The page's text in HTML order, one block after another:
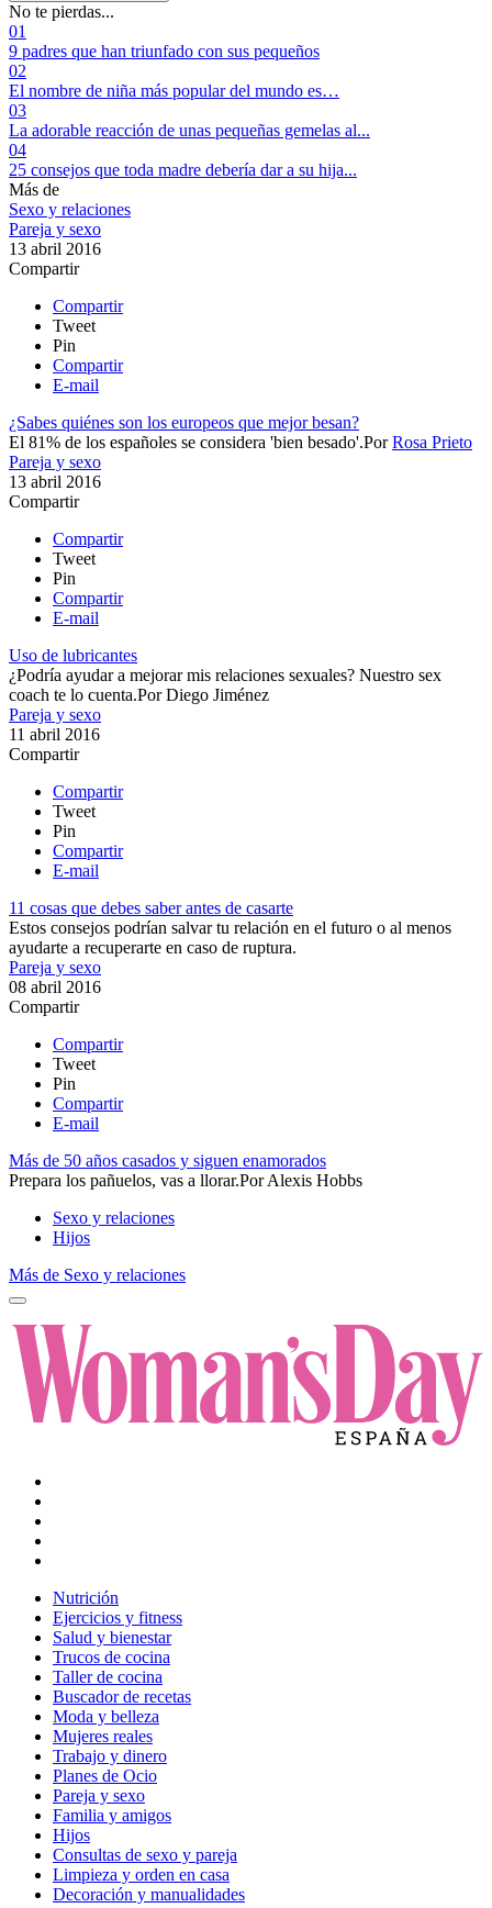
No te pierdas...
01
9 padres que han triunfado con sus pequeños
02
El nombre de niña más popular del mundo es…
03
La adorable reacción de unas pequeñas gemelas al...
04
25 consejos que toda madre debería dar a su hija...
Más de
Sexo y relaciones
Pareja y sexo
13 abril 2016
Compartir
Compartir
Tweet
Pin
Compartir
E-mail
¿Sabes quiénes son los europeos que mejor besan?
El 81% de los españoles se considera 'bien besado'.​PorRosa Prieto
Pareja y sexo
13 abril 2016
Compartir
Compartir
Tweet
Pin
Compartir
E-mail
Uso de lubricantes
​¿Podría ayudar a mejorar mis relaciones sexuales? Nuestro sex
coach te lo cuenta.​PorDiego Jiménez
Pareja y sexo
11 abril 2016
Compartir
Compartir
Tweet
Pin
Compartir
E-mail
11 cosas que debes saber antes de casarte
Estos consejos podrían salvar tu relación en el futuro o al menos
ayudarte a recuperarte en caso de ruptura.
Pareja y sexo
08 abril 2016
Compartir
Compartir
Tweet
Pin
Compartir
E-mail
Más de 50 años casados y siguen enamorados
​​Prepara los pañuelos, vas a llorar.​PorAlexis Hobbs
Sexo y relaciones
Hijos
Más de Sexo y relaciones
Nutrición
Ejercicios y fitness
Salud y bienestar
Trucos de cocina
Taller de cocina
Buscador de recetas
Moda y belleza
Mujeres reales
Trabajo y dinero
Planes de Ocio
Pareja y sexo
Familia y amigos
Hijos
Consultas de sexo y pareja
Limpieza y orden en casa
Decoración y manualidades